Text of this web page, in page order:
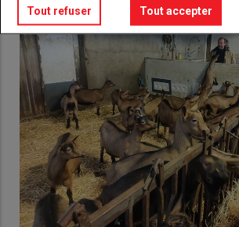
Tout refuser Tout accepter